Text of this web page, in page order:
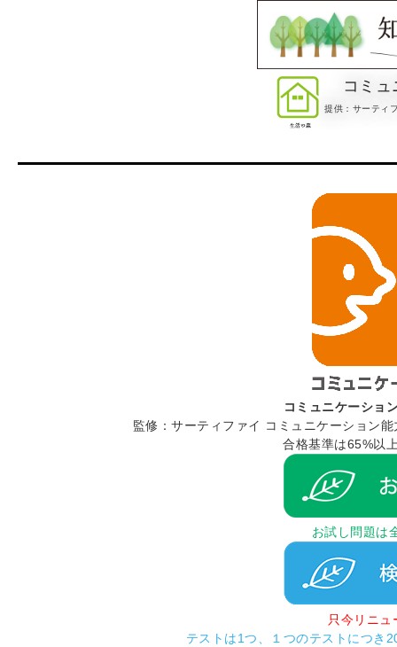
コミ
提供：サーティ
コミュニケーショ
監修：サーティファイ コミュニケーション
合格基準は65%以
お試し問題は
只今リニュ
テストは1つ、１つのテストにつき